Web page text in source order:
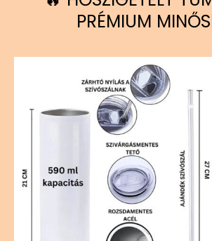
PRÉMIUM